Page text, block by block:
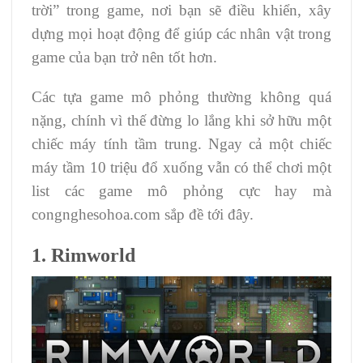
trời” trong game, nơi bạn sẽ điều khiển, xây
dựng mọi hoạt động để giúp các nhân vật trong
game của bạn trở nên tốt hơn.
Các tựa game mô phỏng thường không quá
nặng, chính vì thế đừng lo lắng khi sở hữu một
chiếc máy tính tầm trung. Ngay cả một chiếc
máy tầm 10 triệu đổ xuống vẫn có thể chơi một
list các game mô phỏng cực hay mà
congnghesohoa.com sắp đề tới đây.
1. Rimworld